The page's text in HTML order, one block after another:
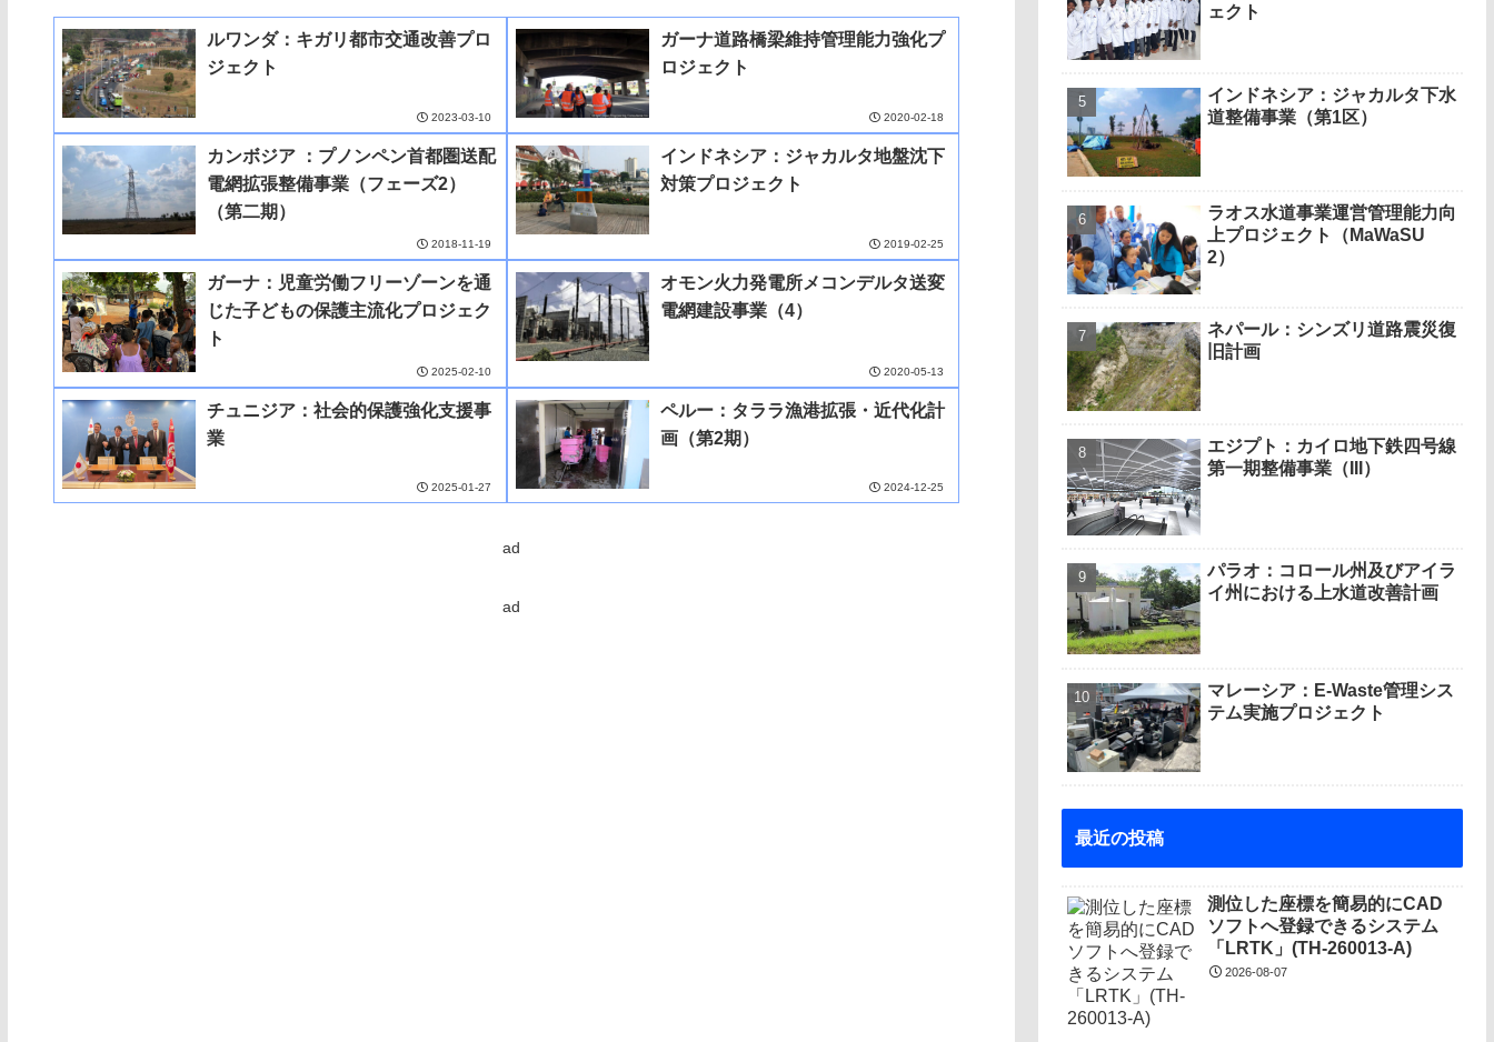
ルワンダ：キガリ都市交通改善プロ
ジェクト
2023-03-10
ガーナ道路橋梁維持管理能力強化プ
ロジェクト
2020-02-18
カンボジア ：プノンペン首都圏送配
電網拡張整備事業（フェーズ2）
（第二期）
2018-11-19
インドネシア：ジャカルタ地盤沈下
対策プロジェクト
2019-02-25
ガーナ：児童労働フリーゾーンを通
じた子どもの保護主流化プロジェク
ト
2025-02-10
オモン火力発電所メコンデルタ送変
電網建設事業（4）
2020-05-13
チュニジア：社会的保護強化支援事
業
2025-01-27
ペルー：タララ漁港拡張・近代化計
画（第2期）
2024-12-25
ad
ad
ェクト
インドネシア：ジャカルタ下水
道整備事業（第1区）
ラオス水道事業運営管理能力向
上プロジェクト（MaWaSU
2）
ネパール：シンズリ道路震災復
旧計画
エジプト：カイロ地下鉄四号線
第一期整備事業（III）
パラオ：コロール州及びアイラ
イ州における上水道改善計画
マレーシア：E-Waste管理シス
テム実施プロジェクト
最近の投稿
測位した座標を簡易的にCAD
ソフトへ登録できるシステム
「LRTK」(TH-260013-A)
2026-08-07